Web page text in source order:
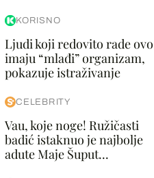
KORISNO
Ljudi koji redovito rade ovo
imaju “mlađi” organizam,
pokazuje istraživanje
CELEBRITY
Vau, koje noge! Ružičasti
badić istaknuo je najbolje
adute Maje Šuput...